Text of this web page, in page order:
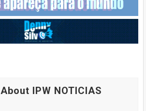
About IPW NOTICIAS